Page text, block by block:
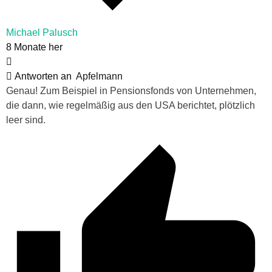
Michael Palusch
8 Monate her
Antworten an Apfelmann
Genau! Zum Beispiel in Pensionsfonds von Unternehmen,
die dann, wie regelmäßig aus den USA berichtet, plötzlich
leer sind.